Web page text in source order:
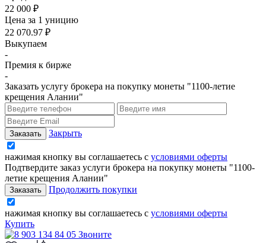
22 000 ₽
Цена за 1 уницию
22 070.97 ₽
Выкупаем
-
Премия к бирже
-
Заказать услугу брокера на покупку монеты "1100-летие
крещения Алании"
Закрыть
нажимая кнопку вы соглашаетесь с условиями оферты
Подтвердите заказ услуги брокера на покупку монеты "1100-
летие крещения Алании"
Продолжить покупки
нажимая кнопку вы соглашаетесь с условиями оферты
Купить
Звоните